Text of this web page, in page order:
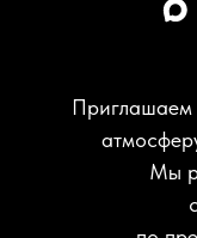
Приглашаем
Мы